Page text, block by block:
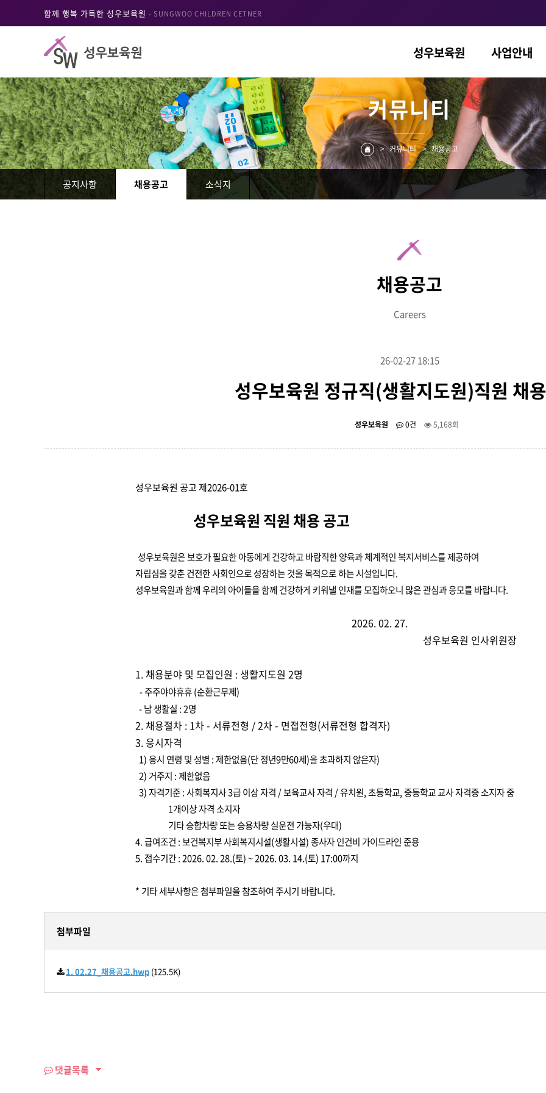
함께 행복 가득한 성우보육원 - SUNGWOO CHILDREN CETNER
성우보육원 사업안내
커뮤니티
> 커뮤니티 > 채용공고
공지사항 채용공고 소식지
채용공고
Careers
26-02-27 18:15
성우보육원 정규직(생활지도원)직원 채
성우보육원 0건 5,168회
성우보육원 공고 제2026-01호
성우보육원 직원 채용 공고
성우보육원은 보호가 필요한 아동에게 건강하고바람직한 양육과 체계적인 복지서비스를 제공하여
자립심을 갖춘 건전한 사회인으로 성장하는 것을 목적으로 하는 시설입니다.
​성우보육원과 함께 우리의 아이들을 함께 건강하게 키워낼 인재를 모집하오니 많은 관심과 응모를 바랍니다.
2026. 02. 27.​
성우보육원 인사위원장​
1. 채용분야 및 모집인원 : 생활지도원 2명
- 주주야야휴휴 (순환근무제)
- 남 생활실 : 2명
2. 채용절차 : 1차 - 서류전형 / 2차 - 면접전형(서류전형 합격자)
3. 응시자격
1) 응시 연령 및 성별 : 제한없음(단 정년9만60세)을 초과하지 않은자)
2) 거주지 : 제한없음
3) 자격기준 : 사회복지사 ​3급 이상 자격 / 보육교사 자격 / 유치원, 초등학교, 중등학교 교사 자격증 소지자 중
1개이상 자격 소지자
기타 승합차량 또는 승용차량 실운전 가능자(우대)
4. 급여조건 : 보건복지부 사회복지시설(생활시설) 종사자 인건비 가이드라인 준용
5. 접수기간 : 2026. 02. 28.(토) ~ 2026. 03. 14.(토) 17:00까지
* 기타 세부사항은 첨부파일을 참조하여 주시기 바랍니다.
첨부파일
1. 02.27_채용공고.hwp (125.5K)
댓글목록